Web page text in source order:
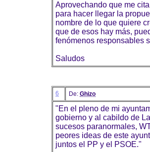
Aprovechando que me
para hacer llegar la
nombre de lo que quiere
que de esos hay más,
fenómenos responsables
Saludos
6 De: Ghizo
"En el pleno de mi
gobierno y al cabildo de
sucesos paranormales,
peores ideas de este
juntos el PP y el PSOE."